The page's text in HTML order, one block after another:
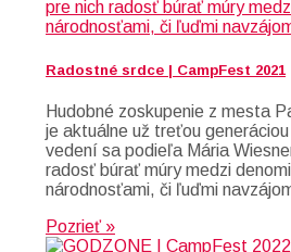
Radostné srdce | CampFest 2021
Hudobné zoskupenie z mesta
je aktuálne už treťou
vedení sa podieľa Mária
radosť búrať múry medzi
národnosťami, či ľuďmi
Pozrieť »